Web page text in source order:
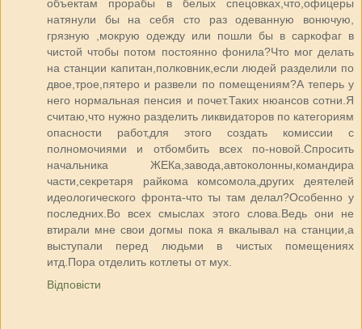
объектам прорабы в белых спецовках,что,офицеры
натянули бы на себя сто раз одеванную вонючую,
грязную ,мокрую одежду или пошли бы в саркофаг в
чистой чтобы потом постоянно фонила?Что мог делать
на станции капитан,полковник,если людей разделили по
двое,трое,пятеро и развели по помещениям?А теперь у
него нормальная пенсия и почет.Таких нюансов сотни.Я
считаю,что нужно разделить ликвидаторов по категориям
опасности работ,для этого создать комиссии с
полномочиями и отбомбить всех по-новой.Спросить
начальника ЖЕКа,завода,автоколонны,командира
части,секретаря райкома комсомола,других деятелей
идеологического фронта-что ты там делал?Особенно у
последних.Во всех смыслах этого слова.Ведь они не
втирали мне свои догмы пока я вкалывал на станции,а
выступали перед людьми в чистых помещениях
итд.Пора отделить котлеты от мух.
Відповісти